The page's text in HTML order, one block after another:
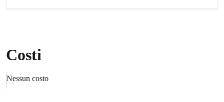
Costi
Nessun costo